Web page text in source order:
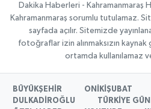
Dakika Haberleri - Kahramanmaraş
Kahramanmaraş sorumlu tutulamaz.
sayfada açılır. Sitemizde
fotoğraflar izin alınmaksızın
ortamda kullanılamaz
BÜYÜKŞEHİR
ONİKİŞUBAT
DULKADİROĞLU
TÜRKİYE